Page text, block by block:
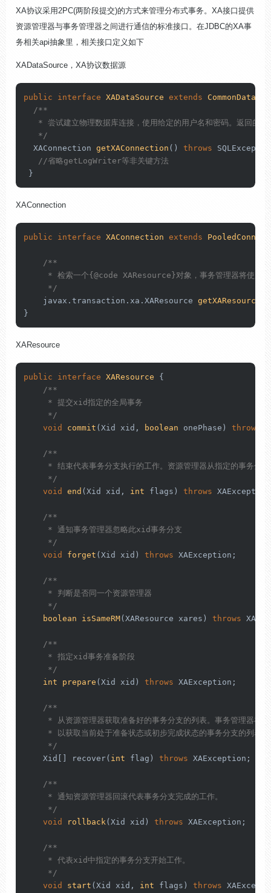
XA协议采用2PC(两阶段提交)的方式来管理分布式事务。XA接口提供
资源管理器与事务管理器之间进行通信的标准接口。在JDBC的XA事
务相关api抽象里，相关接口定义如下
XADataSource，XA协议数据源
public interface XADataSource extends
/**
* 尝试建立物理数据库连接，使用给定的用户名和密码。返回的连
   */
  XAConnection
getXAConnection () throws
//省略getLogWriter等非关键方法
}
XAConnection
public interface XAConnection extends
/**
     * 检索一个{
@code XAResource}对象，事务管理器将使用
     */
    javax.transaction.xa.XAResource
getXAResource
}
XAResource
public interface XAResource {
/**
     * 提交xid指定的全局事务
     */
void
commit (Xid xid, boolean onePhase) throws
/**
* 结束代表事务分支执行的工作。资源管理器从指定的事务分
     */
void
end (Xid xid, int flags) throws
/**
     * 通知事务管理器忽略此xid事务分支
     */
void
forget (Xid xid) throws XAException;
/**
     * 判断是否同一个资源管理器
     */
boolean
isSameRM(XAResource xares) throws
/**
     * 指定xid事务准备阶段
     */
int
prepare (Xid xid) throws XAException;
/**
* 从资源管理器获取准备好的事务分支的列表。事务管理器在
     * 以获取当前处于准备状态或初步完成状态的事务分支的列表。
     */
    Xid[] recover(
int flag) throws XAException;
/**
     * 通知资源管理器回滚代表事务分支完成的工作。
     */
void
rollback(Xid xid) throws XAException;
/**
     * 代表xid中指定的事务分支开始工作。
     */
void
start (Xid xid, int flags) throws